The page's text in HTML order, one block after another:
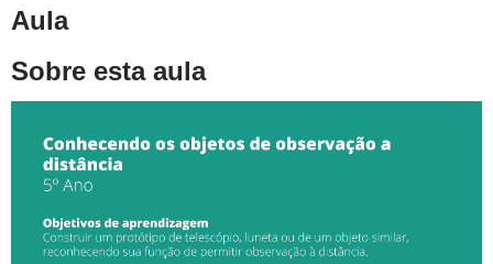
Aula
Sobre esta aula